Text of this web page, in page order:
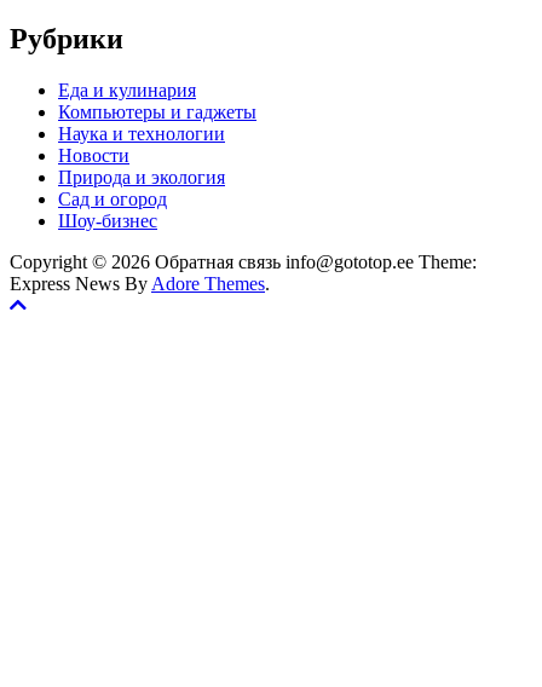
Рубрики
Еда и кулинария
Компьютеры и гаджеты
Наука и технологии
Новости
Природа и экология
Сад и огород
Шоу-бизнес
Copyright © 2026 Обратная связь info@gototop.ee Theme:
Express News By Adore Themes.